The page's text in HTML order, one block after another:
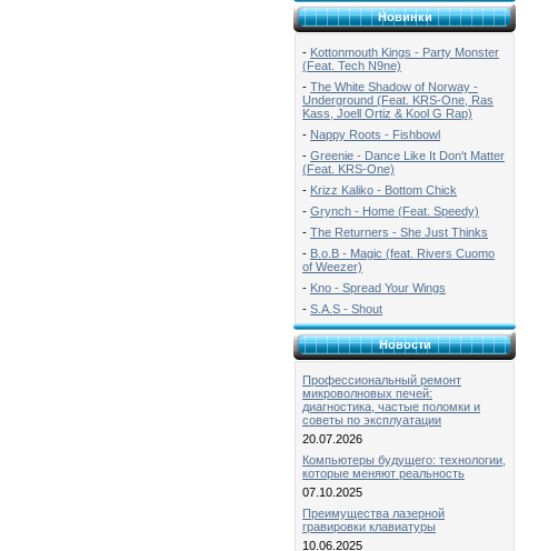
Новинки
- Kottonmouth Kings - Party Monster
(Feat. Tech N9ne)
- The White Shadow of Norway -
Underground (Feat. KRS-One, Ras
Kass, Joell Ortiz & Kool G Rap)
- Nappy Roots - Fishbowl
- Greenie - Dance Like It Don't Matter
(Feat. KRS-One)
- Krizz Kaliko - Bottom Chick
- Grynch - Home (Feat. Speedy)
- The Returners - She Just Thinks
- B.o.B - Magic (feat. Rivers Cuomo
of Weezer)
- Kno - Spread Your Wings
- S.A.S - Shout
Новости
Профессиональный ремонт
микроволновых печей:
диагностика, частые поломки и
советы по эксплуатации
20.07.2026
Компьютеры будущего: технологии,
которые меняют реальность
07.10.2025
Преимущества лазерной
гравировки клавиатуры
10.06.2025